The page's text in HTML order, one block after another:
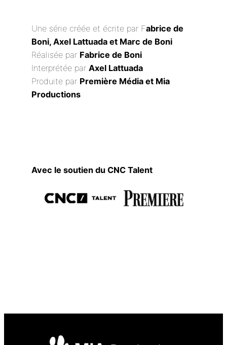
Une série créée et écrite par Fabrice de
Boni, Axel Lattuada et Marc de Boni
Réalisée par Fabrice de Boni
Interprétée parAxel Lattuada
Produite par Première Média et Mia
Productions
Avec le soutien du CNC Talent